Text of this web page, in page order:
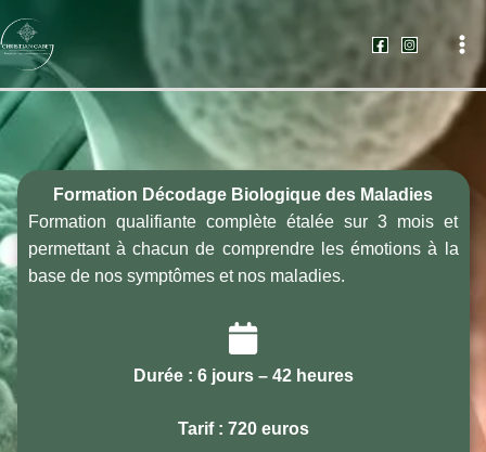
au
contenu
Formation Décodage Biologique des Maladies
Formation qualifiante complète étalée sur 3 mois et
permettant à chacun de comprendre les émotions à la
base de nos symptômes et nos maladies.
Durée : 6 jours – 42 heures
Tarif : 720 euros